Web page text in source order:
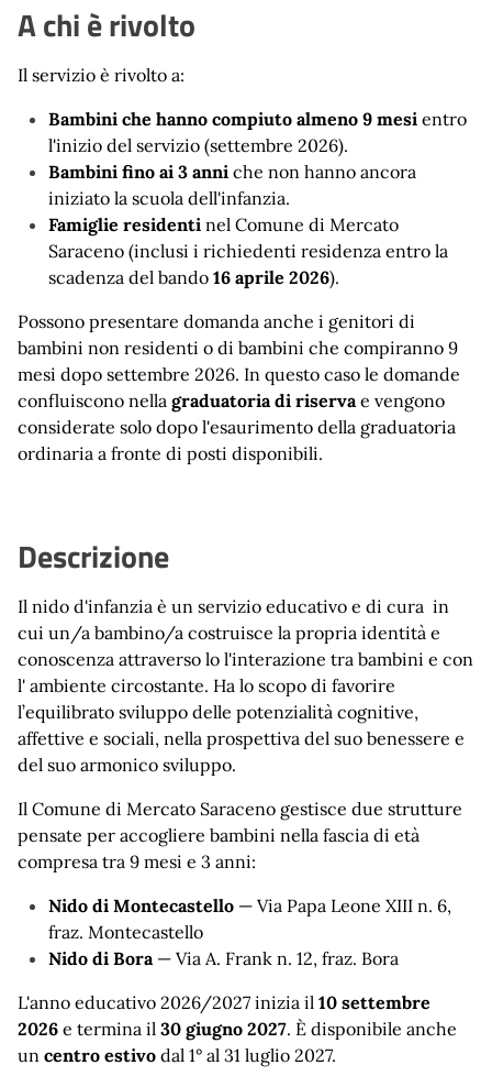
A chi è rivolto
Il servizio è rivolto a:
Bambini che hanno compiuto almeno 9 mesi entro
l'inizio del servizio (settembre 2026).
Bambini fino ai 3 anni che non hanno ancora
iniziato la scuola dell'infanzia.
Famiglie residenti nel Comune di Mercato
Saraceno (inclusi i richiedenti residenza entro la
scadenza del bando 16 aprile 2026).
Possono presentare domanda anche i genitori di
bambini non residenti o di bambini che compiranno 9
mesi dopo settembre 2026. In questo caso le domande
confluiscono nella graduatoria di riservae vengono
considerate solo dopo l'esaurimento della graduatoria
ordinaria a fronte di posti disponibili.
Descrizione
Il nido d'infanzia è un servizio educativo e di cura in
cui un/a bambino/a costruisce la propria identità e
conoscenza attraverso lo l'interazione tra bambini e con
l' ambiente circostante. Ha lo scopo di favorire
l’equilibrato sviluppo delle potenzialità cognitive,
affettive e sociali, nella prospettiva del suo benessere e
del suo armonico sviluppo.
Il Comune di Mercato Saraceno gestisce due strutture
pensate per accogliere bambini nella fascia di età
compresa tra 9 mesi e 3 anni:
Nido di Montecastello — Via Papa Leone XIII n. 6,
fraz. Montecastello
Nido di Bora— Via A. Frank n. 12, fraz. Bora
L'anno educativo 2026/2027 inizia il 10 settembre
2026 e termina il 30 giugno 2027. È disponibile anche
un centro estivo dal 1° al 31 luglio 2027.